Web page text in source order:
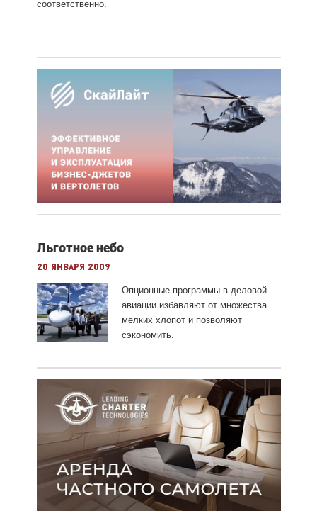
соответственно.
Льготное небо
20 января 2009
Опционные программы в деловой
авиации избавляют от множества
мелких хлопот и позволяют
сэкономить.